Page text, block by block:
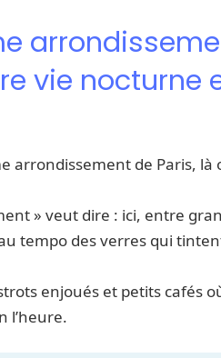
vie nocturne
arrondissement de Paris, là
» veut dire : ici, entre
tempo des verres qui
enjoués et petits cafés
l’heure.